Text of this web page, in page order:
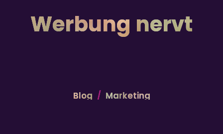
Werbung nervt
Blog Marketing